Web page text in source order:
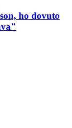
ho dovuto